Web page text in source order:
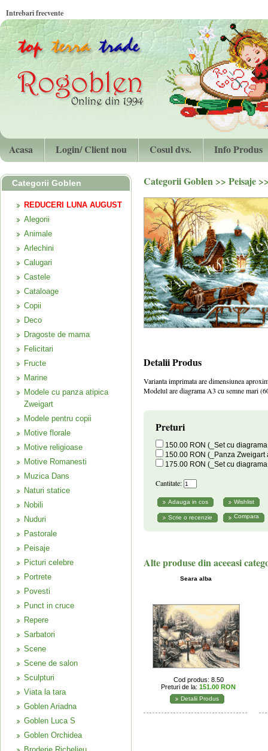
Intrebari frecvente
Acasa Login/ Client nou Cosul dvs. Info Produs
Categorii Goblen
REDUCERI LUNA AUGUST
Alegorii
Animale
Arlechini
Calugari
Castele
Cataloage
Copii
Deco
Dragoste de mama
Felicitari
Fructe
Marine
Modele cu panza atipica
Zweigart
Modele pentru copii
Motive florale
Motive religioase
Motive Romanesti
Muzica Dans
Naturi statice
Nobili
Nuduri
Pastorale
Peisaje
Picturi celebre
Portrete
Povesti
Punct in cruce
Repere
Sarbatori
Scene
Scene de salon
Sculpturi
Viata la tara
Goblen Ariadna
Goblen Luca S
Goblen Orchidea
Categorii Goblen >> Peisaje
Detalii Produs
Varianta imprimata are dimensiunea
Modelul are diagrama A3 cu semne mari
Preturi
150.00 RON (_Set cu
150.00 RON (_Panza
175.00 RON (_Set cu
Cantitate:
Compara
Alte produse din aceeasi
Seara alba
Cod produs: 8.50
Preturi de la: 151.00 RON
Detalii Produs